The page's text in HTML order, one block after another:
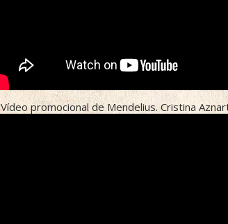
Vídeo promocional de Mendelius. Cristina